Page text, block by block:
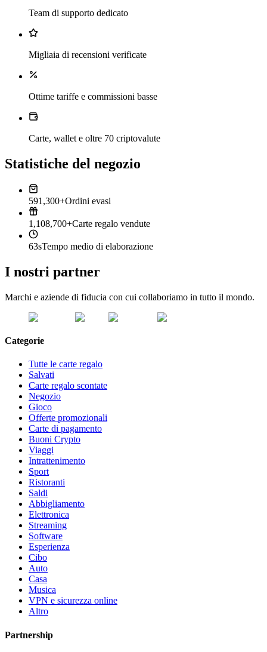
Team di supporto dedicato
Migliaia di recensioni verificate
Ottime tariffe e commissioni basse
Carte, wallet e oltre 70 criptovalute
Statistiche del negozio
591,300+Ordini evasi
1,108,700+Carte regalo vendute
63sTempo medio di elaborazione
I nostri partner
Marchi e aziende di fiducia con cui collaboriamo in tutto il mondo.
Categorie
Tutte le carte regalo
Salvati
Carte regalo scontate
Negozio
Gioco
Offerte promozionali
Carte di pagamento
Buoni Crypto
Viaggi
Intrattenimento
Sport
Ristoranti
Saldi
Abbigliamento
Elettronica
Streaming
Software
Esperienza
Cibo
Auto
Casa
Musica
VPN e sicurezza online
Altro
Partnership